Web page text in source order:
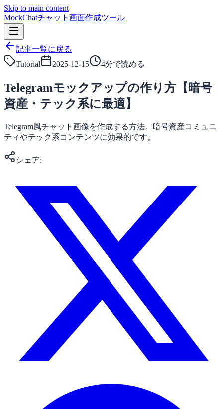
Skip to main content
MockChatチャット画面作成ツール
記事一覧に戻る
Tutorial
2025-12-15 4分で読める
Telegramモックアップの作り方【暗号
資産・テック系に最適】
Telegram風チャット画像を作成する方法。暗号資産コミュニ
ティやテック系コンテンツに効果的です。
シェア: